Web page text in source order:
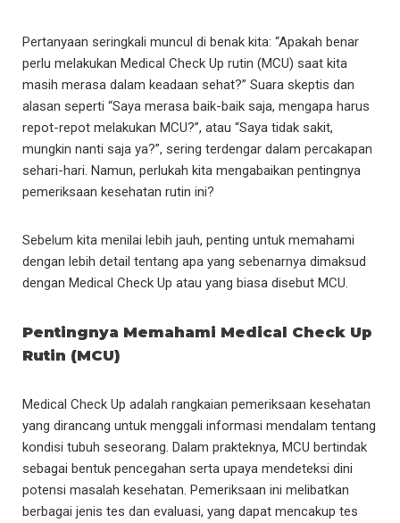
Pertanyaan seringkali muncul di benak kita: “Apakah benar
perlu melakukan Medical Check Up rutin (MCU) saat kita
masih merasa dalam keadaan sehat?” Suara skeptis dan
alasan seperti “Saya merasa baik-baik saja, mengapa harus
repot-repot melakukan MCU?”, atau “Saya tidak sakit,
mungkin nanti saja ya?”, sering terdengar dalam percakapan
sehari-hari. Namun, perlukah kita mengabaikan pentingnya
pemeriksaan kesehatan rutin ini?
Sebelum kita menilai lebih jauh, penting untuk memahami
dengan lebih detail tentang apa yang sebenarnya dimaksud
dengan Medical Check Up atau yang biasa disebut MCU.
Pentingnya Memahami Medical Check Up
Rutin (MCU)
Medical Check Up adalah rangkaian pemeriksaan kesehatan
yang dirancang untuk menggali informasi mendalam tentang
kondisi tubuh seseorang. Dalam prakteknya, MCU bertindak
sebagai bentuk pencegahan serta upaya mendeteksi dini
potensi masalah kesehatan. Pemeriksaan ini melibatkan
berbagai jenis tes dan evaluasi, yang dapat mencakup tes